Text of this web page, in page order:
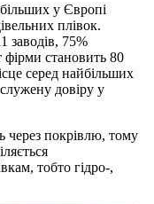
у Європі
плівок.
заводів, 75%
фірми становить 80
серед найбільших
довіру у
через покрівлю, тому
тобто гідро-,